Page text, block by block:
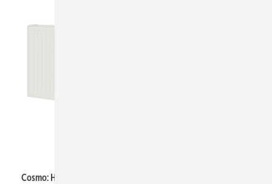
Cosmo: Heizkörper E1, E2 und E3 für Vorlauftemperaturen ab